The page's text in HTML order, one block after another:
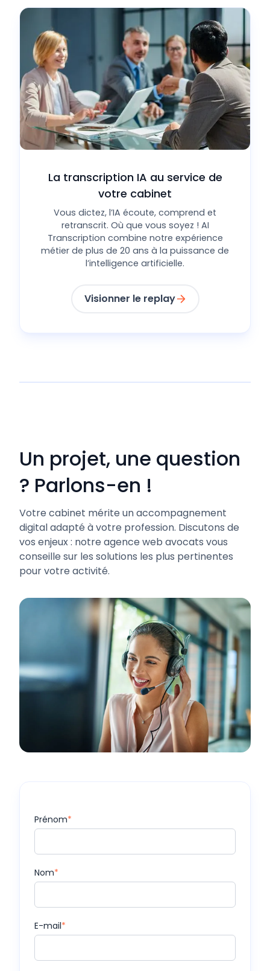
La transcription IA au service de
votre cabinet
Vous dictez, l’IA écoute, comprend et
retranscrit. Où que vous soyez ! AI
Transcription combine notre expérience
métier de plus de 20 ans à la puissance de
l’intelligence artificielle.
Visionner le replay
Un projet, une question
? Parlons-en !
Votre cabinet mérite un accompagnement
digital adapté à votre profession. Discutons de
vos enjeux : notre agence web avocats vous
conseille sur les solutions les plus pertinentes
pour votre activité.
Prénom*
Nom*
E-mail*